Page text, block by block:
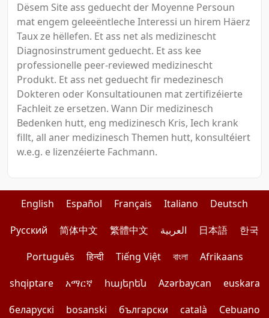
Dësem Site ass geduecht der Moyenne Persoun
mat engem geleeëntleche Interessi un hirem Häerz
Taux ze hëllefen. Et ass net als medizinescht
Diagnosinstrument geduecht. Et ass kee
professionelle peer-reviewed medizinescht
Produkt. Et ass net geduecht fir medezinesch
Dokteren oder Konsultatiounen mat zertifizéierte
Fachleit ze ersetzen. Wann Dir medizinesch
Bedenken hutt, eng medizinesch Kris, Iech krank
fillt, all aner medizinesch Themen hutt, konsultéiert
w.e.g. e lizenzéierte Fachmann.
English Español Français Italiano
Deutsch
Pусский
简体中文 繁體中文 العربية 日本語
한국
Português
हिन्दी Tiếng Việt বাংলা
Afrikaans
shqiptare
አማርኛ հայերեն Azərbaycan
euskara
беларускі
bosanski български català
Cebuano